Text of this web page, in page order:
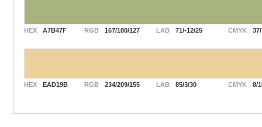
HEX A7B47F RGB 167/180/127 LAB 71/-12/25 CMYK
HEX EAD19B RGB 234/209/155 LAB 85/3/30 CMYK 8/